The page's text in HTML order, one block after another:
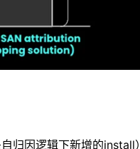
归因逻辑下新增的install）